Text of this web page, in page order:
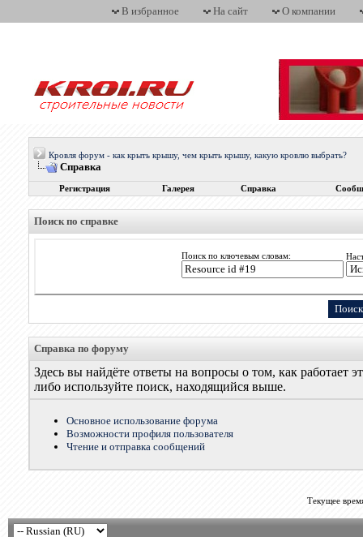
В избранное На сайт О компании
Кровля форум - как крыть крышу, чем крыть крышу, какую кровлю выбрать?
Справка
Регистрация Галерея Справка
Поиск по справке
Поиск по ключевым словам:
Справка по форуму
Здесь вы найдёте ответы на вопросы о том, как
либо используйте поиск, находящийся выше.
Основное использование форума
Возможности профиля пользователя
Чтение и отправка сообщений
Текущее